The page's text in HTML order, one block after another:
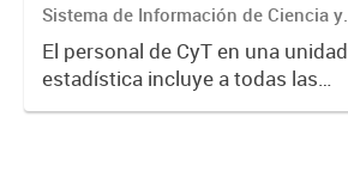
Sistema de Información de Ciencia y
Tecnología Argentino (SICYTAR)
El personal de CyT en una unidad
estadística incluye a todas las
personas involucradas